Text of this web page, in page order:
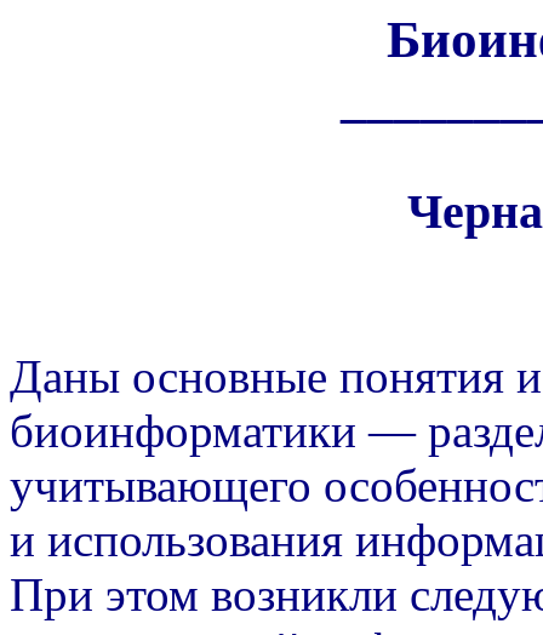
Даны основные понятия
биоинформатики —
учитывающего
и использования
При этом возникли